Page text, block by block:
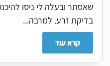
שאסתר ובעלה לי ניסו
בדיקת זרע. למרבה...
קרא עוד